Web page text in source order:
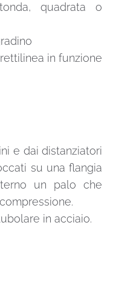
quadrata o
in funzione
e dai distanziatori
su una flangia
un palo che
in acciaio.